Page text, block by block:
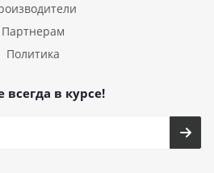
Партнерам
Политика
всегда в курсе!